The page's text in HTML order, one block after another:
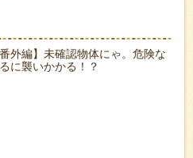
外編】未確認物体にゃ。危険な
に襲いかかる！？